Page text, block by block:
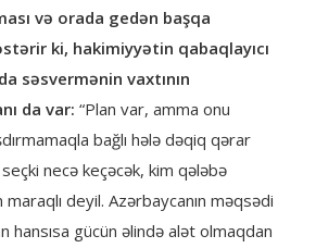
və orada gedən başqa
ki, hakimiyyətin qabaqlayıcı
səsvermənin vaxtının
da var: “Plan var, amma onu
bağlı hələ dəqiq qərar
necə keçəcək, kim qələbə
deyil. Azərbaycanın məqsədi
hansısa gücün əlində alət olmaqdan